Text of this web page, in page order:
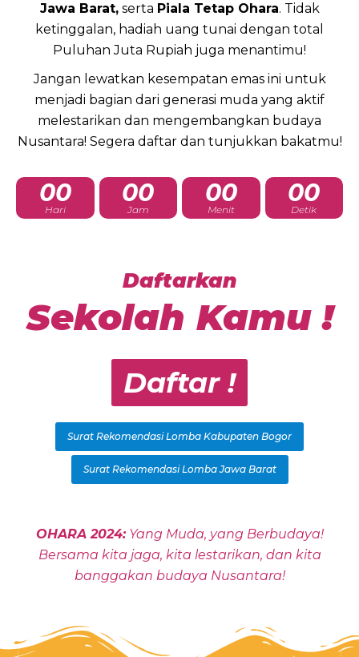
Jawa Barat,serta Piala Tetap Ohara. Tidak
ketinggalan, hadiah uang tunai dengan total
Puluhan Juta Rupiah juga menantimu!
Jangan lewatkan kesempatan emas ini untuk
menjadi bagian dari generasi muda yang aktif
melestarikan dan mengembangkan budaya
Nusantara! Segera daftar dan tunjukkan bakatmu!
00
Hari
00
Jam
00
Menit
00
Detik
Daftarkan
Sekolah Kamu !
Daftar !
Surat Rekomendasi Lomba Kabupaten Bogor
Surat Rekomendasi Lomba Jawa Barat
OHARA 2024:Yang Muda, yang Berbudaya!
Bersama kita jaga, kita lestarikan, dan kita
banggakan budaya Nusantara!